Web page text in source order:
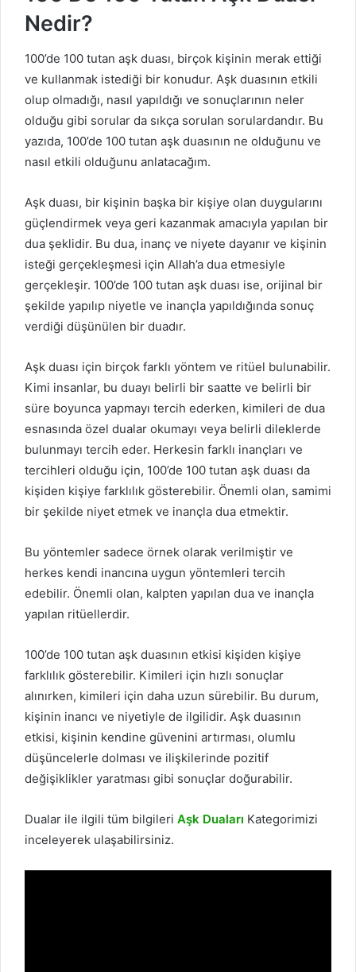
Nedir?
100’de 100 tutan aşk duası, birçok kişinin merak ettiği
ve kullanmak istediği bir konudur. Aşk duasının etkili
olup olmadığı, nasıl yapıldığı ve sonuçlarının neler
olduğu gibi sorular da sıkça sorulan sorulardandır. Bu
yazıda, 100’de 100 tutan aşk duasının ne olduğunu ve
nasıl etkili olduğunu anlatacağım.
Aşk duası, bir kişinin başka bir kişiye olan duygularını
güçlendirmek veya geri kazanmak amacıyla yapılan bir
dua şeklidir. Bu dua, inanç ve niyete dayanır ve kişinin
isteği gerçekleşmesi için Allah’a dua etmesiyle
gerçekleşir. 100’de 100 tutan aşk duası ise, orijinal bir
şekilde yapılıp niyetle ve inançla yapıldığında sonuç
verdiği düşünülen bir duadır.
Aşk duası için birçok farklı yöntem ve ritüel bulunabilir.
Kimi insanlar, bu duayı belirli bir saatte ve belirli bir
süre boyunca yapmayı tercih ederken, kimileri de dua
esnasında özel dualar okumayı veya belirli dileklerde
bulunmayı tercih eder. Herkesin farklı inançları ve
tercihleri olduğu için, 100’de 100 tutan aşk duası da
kişiden kişiye farklılık gösterebilir. Önemli olan, samimi
bir şekilde niyet etmek ve inançla dua etmektir.
Bu yöntemler sadece örnek olarak verilmiştir ve
herkes kendi inancına uygun yöntemleri tercih
edebilir. Önemli olan, kalpten yapılan dua ve inançla
yapılan ritüellerdir.
100’de 100 tutan aşk duasının etkisi kişiden kişiye
farklılık gösterebilir. Kimileri için hızlı sonuçlar
alınırken, kimileri için daha uzun sürebilir. Bu durum,
kişinin inancı ve niyetiyle de ilgilidir. Aşk duasının
etkisi, kişinin kendine güvenini artırması, olumlu
düşüncelerle dolması ve ilişkilerinde pozitif
değişiklikler yaratması gibi sonuçlar doğurabilir.
Dualar ile ilgili tüm bilgileri Aşk Duaları Kategorimizi
inceleyerek ulaşabilirsiniz.